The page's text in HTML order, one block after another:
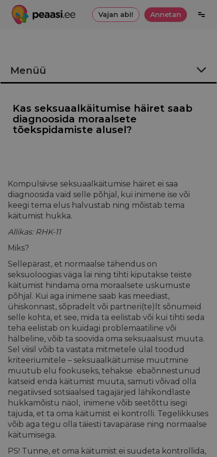
Vajan abi! Annetan
Menüü
Mis on kompulsiivne seksuaalkäitumine?
Kas seksuaalkäitumise häiret saab diagnoosida
Kuidas ennetada?
Mis eristab kompulsiivset seksuaalkäitumist
Spetsialistile
Materjale
Kas seksuaalkäitumise häiret saab
diagnoosida moraalsete
tõekspidamiste alusel?
Kompulsiivse seksuaalkäitumise häiret ei saa
diagnoosida vaid selle põhjal, kui inimene ise või
keegi tema elus halvustab ning mõistab tema
käitumist hukka.
Allikas: RHK-11
Miks?
Sellepärast, et normaalse tähendus on
seksuoloogias väga lai ning tihti kiputakse teiste
käitumist hindama oma moraalsete uskumuste
põhjal. Kui aga inimene saab kas meediast,
ühiskonnast, sõpradelt või partneri(te)lt sõnumeid
selle kohta, et see, mida ta eelistab või kui tihti seda
teha eelistab on kuidagi problemaatiline või
hälbeline, võib ta soovida oma seksuaalsust muuta.
Sel viisil võib ta vastata mitmetele ülal toodud
kriteeriumitele – seksuaalkäitumise muutmine
muutub elu fookuseks, tehakse ebaõnnestunud
katseid enda käitumist muuta, samuti võivad olla
negatiivsed sotsiaalsed tagajärjed lähikondlaste
hukkamõistu näol, inimene võib seetõttu isegi
tajuda, et ta oma käitumist ei kontrolli. Tegelikkuses
võib aga tegu olla täiesti tavapärase ning normaalse
käitumisega.
PS! Tunne, et oma käitumist ei suudeta kontrollida,